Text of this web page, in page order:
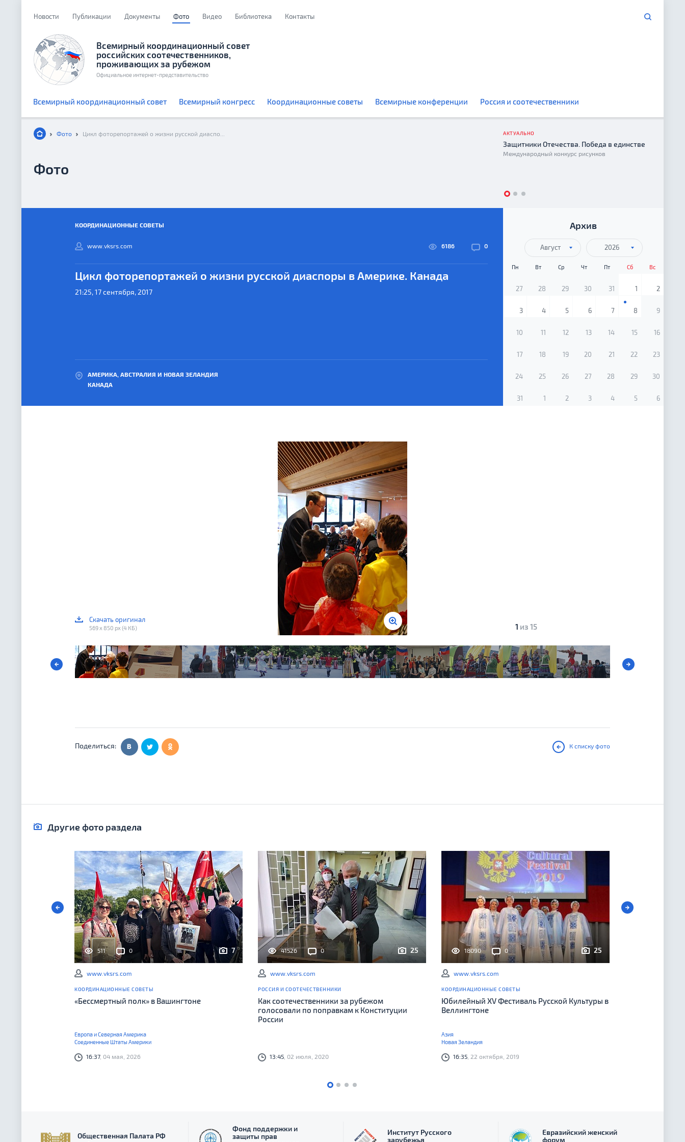
Новости Публикации Документы Фото Видео Библиотека Контакты
Всемирный координационный совет
российских соотечественников,
проживающих за рубежом
Официальное интернет-представительство
Всемирный координационный совет Всемирный конгресс Координационные советы Всемирные конференции Россия и соотечественники
АКТУАЛЬНО
Защитники Отечества. Победа в единстве
Международный конкурс рисунков
Фото
Фото
КООРДИНАЦИОННЫЕ СОВЕТЫ
www.vksrs.com
Цикл фоторепортажей о жизни русской диаспоры в Америке. Канада
6186 0
21:25, 17 сентября, 2017
АМЕРИКА, АВСТРАЛИЯ И НОВАЯ ЗЕЛАНДИЯ
КАНАДА
Архив
Август 2026
Пн Вт Ср Чт Пт Сб Вс
27 28 29 30 31 1 2
3 4 5 6 7 8 9
10 11 12 13 14 15 16
17 18 19 20 21 22 23
24 25 26 27 28 29 30
31 1 2 3 4 5 6
1 из 15
Скачать оригинал
569 x 850 px (4 КБ)
К списку фото
Поделиться:
Другие фото раздела
7
511 0
www.vksrs.com
КООРДИНАЦИОННЫЕ СОВЕТЫ
«Бессмертный полк» в Вашингтоне
Европа и Северная Америка
Соединенные Штаты Америки
16:37, 04 мая, 2026
25
41526 0
www.vksrs.com
РОССИЯ И СООТЕЧЕСТВЕННИКИ
Как соотечественники за рубежом
голосовали по поправкам к Конституции
России
13:45 , 02 июля, 2020
25
18090 0
www.vksrs.com
КООРДИНАЦИОННЫЕ СОВЕТЫ
Юбилейный XV Фестиваль Русской Культуры в
Веллингтоне
Азия
Новая Зеландия
16:35 , 22 октября, 2019
Общественная Палата РФ
Фонд поддержки и
защиты прав
Институт Русского
зарубежья
Евразийский женский
форум